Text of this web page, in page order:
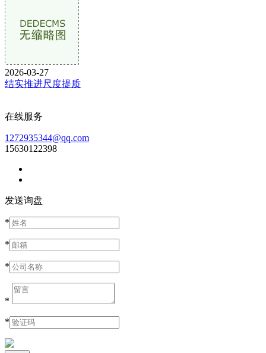
2026-03-27
结实推进尺度提质
在线服务
1272935344@qq.com
15630122398
发送询盘
*
*
*
*
*